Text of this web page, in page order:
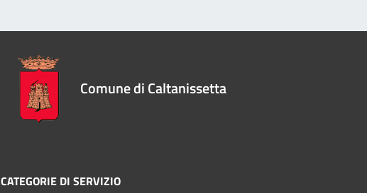
Comune di Caltanissetta
CATEGORIE DI SERVIZIO